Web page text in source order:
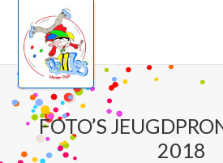
naar
hoofd
inhoud
FOTO’S
2018